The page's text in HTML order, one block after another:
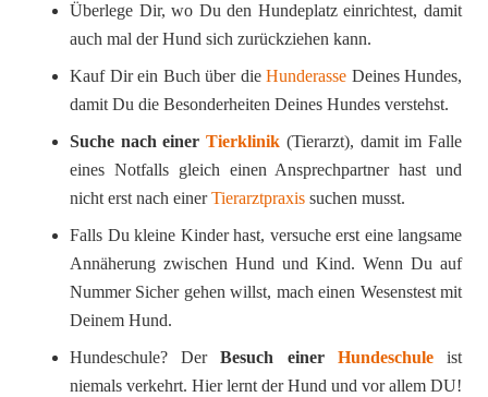
Überlege Dir, wo Du den Hundeplatz einrichtest, damit
auch mal der Hund sich zurückziehen kann.
Kauf Dir ein Buch über die Hunderasse Deines Hundes,
damit Du die Besonderheiten Deines Hundes verstehst.
Suche nach einerTierklinik (Tierarzt), damit im Falle
eines Notfalls gleich einen Ansprechpartner hast und
nicht erst nach einerTierarztpraxis suchen musst.
Falls Du kleine Kinder hast, versuche erst eine langsame
Annäherung zwischen Hund und Kind. Wenn Du auf
Nummer Sicher gehen willst, mach einen Wesenstest mit
Deinem Hund.
Hundeschule? DerBesuch einer Hundeschule
ist
niemals verkehrt. Hier lernt der Hund und vor allem DU!